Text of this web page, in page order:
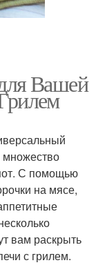
Вашей
множество
С помощью
на мясе,
вам раскрыть
с грилем.